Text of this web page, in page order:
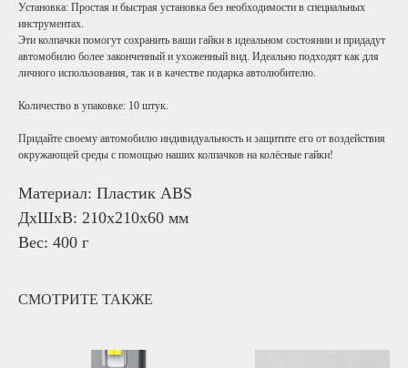
Установка: Простая и быстрая установка без необходимости в специальных
инструментах.
Эти колпачки помогут сохранить ваши гайки в идеальном состоянии и придадут
автомобилю более законченный и ухоженный вид. Идеально подходят как для
личного использования, так и в качестве подарка автолюбителю.
Количество в упаковке: 10 штук.
Придайте своему автомобилю индивидуальность и защитите его от воздействия
окружающей среды с помощью наших колпачков на колёсные гайки!
Материал: Пластик ABS
ДxШxВ: 210x210x60 мм
Вес: 400 г
СМОТРИТЕ ТАКЖЕ